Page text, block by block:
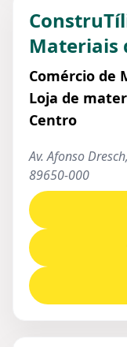
Materiais
Comércio de
Loja de
Centro
Av. Afonso
89650-000